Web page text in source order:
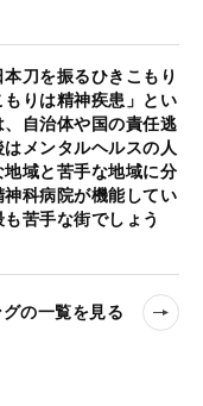
本刀を振るひきこもり
りは精神疾患」とい
自治体や国の責任逃
メンタルヘルスの人
域と苦手な地域に分
科病院が機能してい
苦手な街でしょう
の一覧を見る